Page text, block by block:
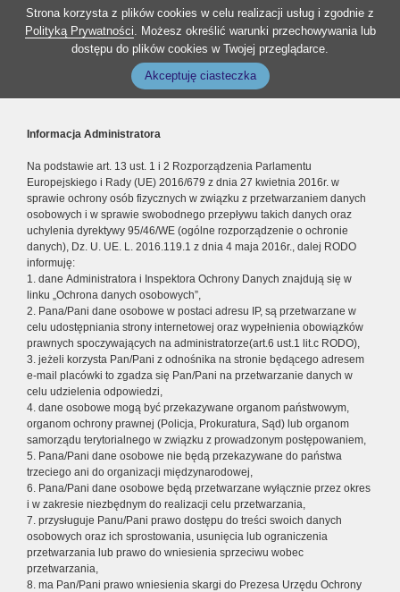
Strona korzysta z plików cookies w celu realizacji usług i zgodnie z
Polityką Prywatności. Możesz określić warunki przechowywania lub
dostępu do plików cookies w Twojej przeglądarce.
Akceptuję ciasteczka
Informacja Administratora
Na podstawie art. 13 ust. 1 i 2 Rozporządzenia Parlamentu
Europejskiego i Rady (UE) 2016/679 z dnia 27 kwietnia 2016r. w
sprawie ochrony osób fizycznych w związku z przetwarzaniem danych
osobowych i w sprawie swobodnego przepływu takich danych oraz
uchylenia dyrektywy 95/46/WE (ogólne rozporządzenie o ochronie
danych), Dz. U. UE. L. 2016.119.1 z dnia 4 maja 2016r., dalej RODO
informuję:
1. dane Administratora i Inspektora Ochrony Danych znajdują się w
linku „Ochrona danych osobowych”,
2. Pana/Pani dane osobowe w postaci adresu IP, są przetwarzane w
celu udostępniania strony internetowej oraz wypełnienia obowiązków
prawnych spoczywających na administratorze(art.6 ust.1 lit.c RODO),
3. jeżeli korzysta Pan/Pani z odnośnika na stronie będącego adresem
e-mail placówki to zgadza się Pan/Pani na przetwarzanie danych w
celu udzielenia odpowiedzi,
4. dane osobowe mogą być przekazywane organom państwowym,
organom ochrony prawnej (Policja, Prokuratura, Sąd) lub organom
samorządu terytorialnego w związku z prowadzonym postępowaniem,
5. Pana/Pani dane osobowe nie będą przekazywane do państwa
trzeciego ani do organizacji międzynarodowej,
6. Pana/Pani dane osobowe będą przetwarzane wyłącznie przez okres
i w zakresie niezbędnym do realizacji celu przetwarzania,
7. przysługuje Panu/Pani prawo dostępu do treści swoich danych
osobowych oraz ich sprostowania, usunięcia lub ograniczenia
przetwarzania lub prawo do wniesienia sprzeciwu wobec
przetwarzania,
8. ma Pan/Pani prawo wniesienia skargi do Prezesa Urzędu Ochrony